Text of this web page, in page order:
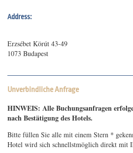
Address:
Erzsébet Körút 43-49
1073 Budapest
Unverbindliche Anfrage
HINWEIS: Alle Buchungsanfragen
nach Bestätigung des Hotels.
Bitte füllen Sie alle mit einem Stern *
Hotel wird sich schnellstmöglich direkt mit